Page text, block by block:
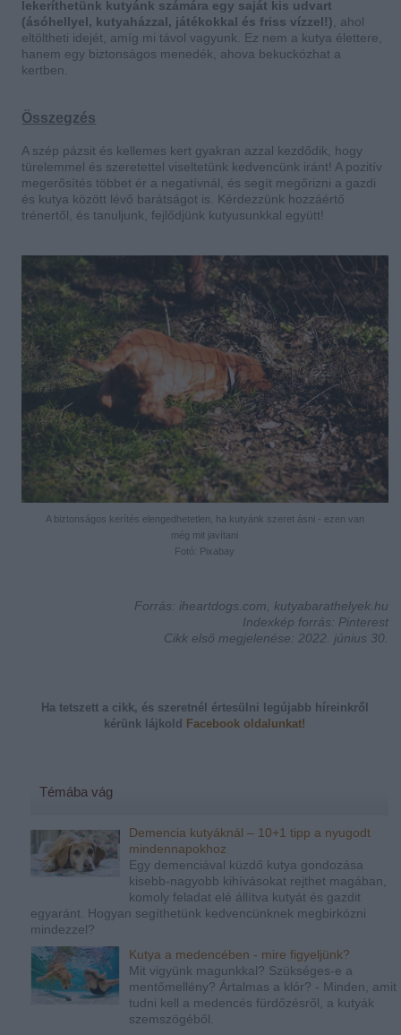
lekeríthetünk kutyánk számára egy saját kis udvart
(ásóhellyel, kutyaházzal, játékokkal és friss vízzel!) , ahol
eltöltheti idejét, amíg mi távol vagyunk. Ez nem a kutya élettere,
hanem egy biztonságos menedék, ahova bekuckózhat a
kertben.
Összegzés
A szép pázsit és kellemes kert gyakran azzal kezdődik, hogy
türelemmel és szeretettel viseltetünk kedvencünk iránt! A pozitív
megerősítés többet ér a negatívnál, és segít megőrizni a gazdi
és kutya között lévő barátságot is. Kérdezzünk hozzáértő
trénertől, és tanuljunk, fejlődjünk kutyusunkkal együtt!
A biztonságos kerítés elengedhetetlen, ha kutyánk szeret ásni - ezen van
még mit javítani
Fotó: Pixabay
Forrás: iheartdogs.com, kutyabarathelyek.hu
Indexkép forrás: Pinterest
Cikk első megjelenése: 2022. június 30.
Ha tetszett a cikk, és szeretnél értesülni legújabb híreinkről
kérünk lájkold Facebook oldalunkat!
Témába vág
Demencia kutyáknál – 10+1 tipp a nyugodt
mindennapokhoz
Egy demenciával küzdő kutya gondozása
kisebb-nagyobb kihívásokat rejthet magában,
komoly feladat elé állítva kutyát és gazdit
egyaránt. Hogyan segíthetünk kedvencünknek megbirkózni
mindezzel?
Kutya a medencében - mire figyeljünk?
Mit vigyünk magunkkal? Szükséges-e a
mentőmellény? Ártalmas a klór? - Minden, amit
tudni kell a medencés fürdőzésről, a kutyák
szemszögéből.